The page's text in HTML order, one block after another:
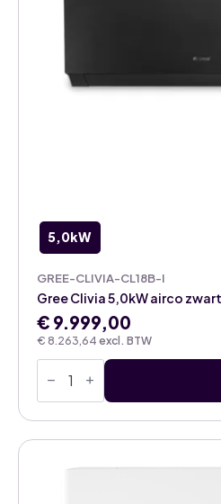
5,0kW
GREE-CLIVIA-CL18B-I
€ 8.263,64 excl. BTW
Gree Clivia 5,0kW airco
€ 9.999,00
Gree
Clivia
airco
zwart
binnenunit